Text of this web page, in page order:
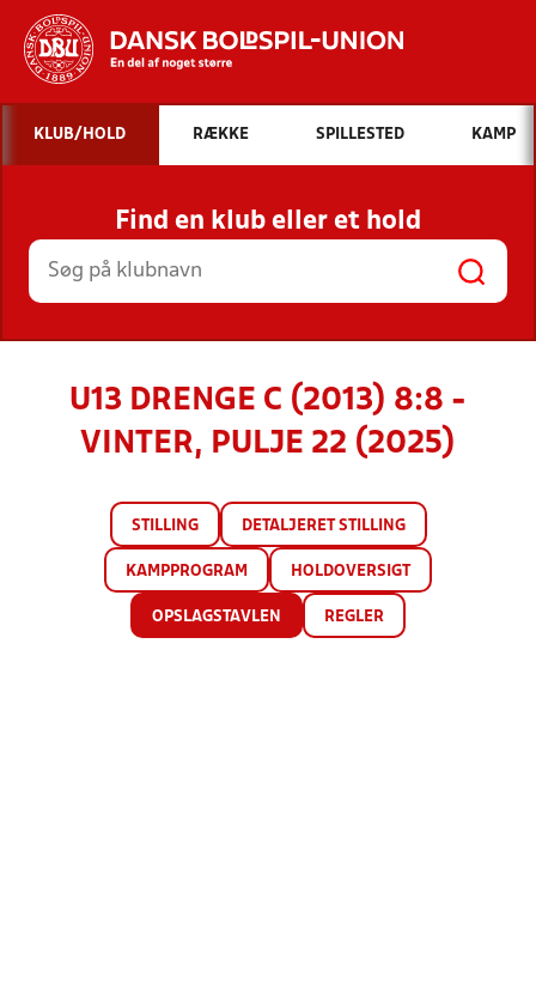
Hvad vil du søge efter?
INDHOLD OG NYHEDER
STILLINGER, RESULTATER, KLUBBER OG
HOLD
KLUB/HOLD RÆKKE SPILLESTED KAMP
Find en klub eller et hold
U13 DRENGE C (2013) 8:8 -
VINTER, PULJE 22 (2025)
STILLING DETALJERET STILLING
KAMPPROGRAM HOLDOVERSIGT
OPSLAGSTAVLEN REGLER